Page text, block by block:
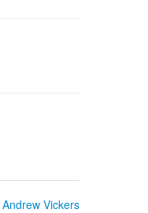
Andrew Vickers